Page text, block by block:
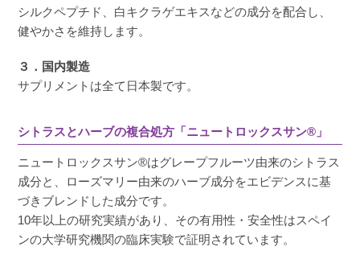
ゆきんこ
飲む日焼け止めを飲んだことがなく、とりあえ
ずお試しで飲んでみました！お値段的にもよか
ったので、フルサイズ購入してみます！
シルクペプチド、白キクラゲエキスなどの成分を配合し、
健やかさを維持します。
３．国内製造
サプリメントは全て日本製です。
シトラスとハーブの複合処方「ニュートロックスサン®」
ニュートロックスサン®はグレープフルーツ由来のシトラス
成分と、ローズマリー由来のハーブ成分をエビデンスに基
づきブレンドした成分です。
10年以上の研究実績があり、その有用性・安全性はスペイ
ンの大学研究機関の臨床実験で証明されています。